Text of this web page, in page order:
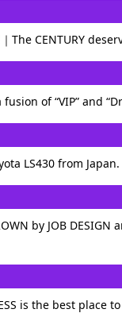
The CENTURY
fusion of “VIP” and
LS430 from Japan.
by JOB DESIGN
is the best place